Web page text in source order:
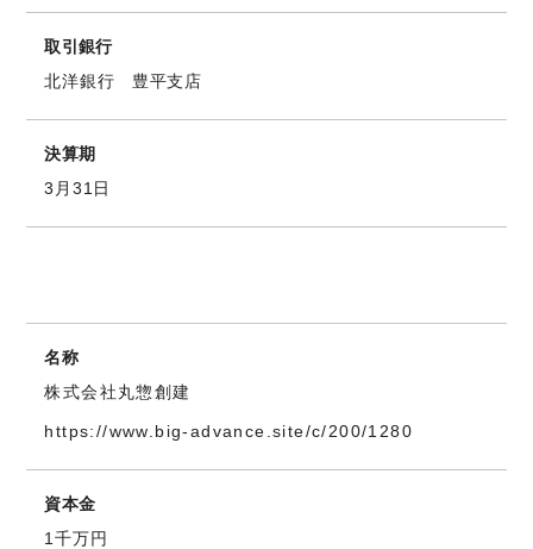
取引銀行
北洋銀行 豊平支店
決算期
3月31日
名称
株式会社丸惣創建
https://www.big-advance.site/c/200/1280
資本金
1千万円